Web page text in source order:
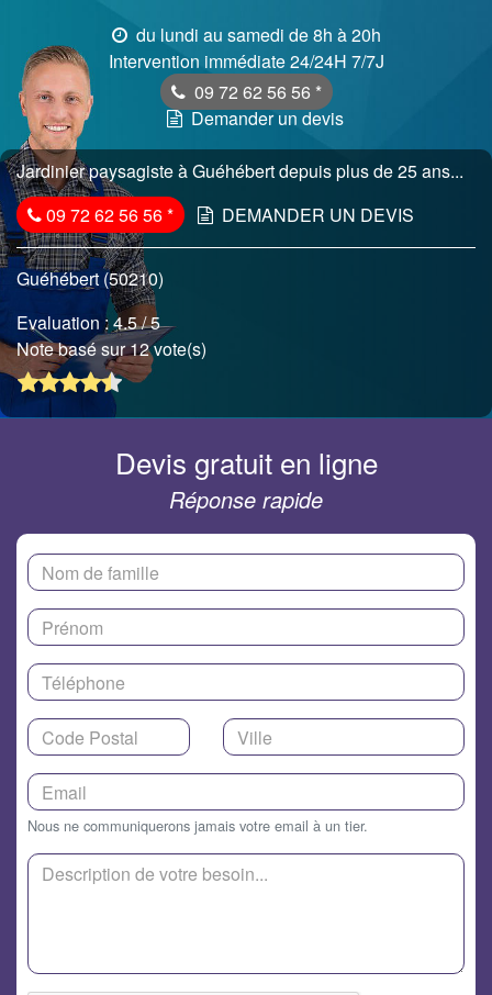
du lundi au samedi de 8h à 20h
Intervention immédiate 24/24H 7/7J
09 72 62 56 56 *
Demander un devis
Jardinier paysagiste à Guéhébert depuis plus de 25 ans...
09 72 62 56 56* DEMANDER UN DEVIS
Guéhébert (50210)
Evaluation :4.5/ 5
Note basé sur 12 vote(s)
Devis gratuit en ligne
Réponse rapide
Nous ne communiquerons jamais votre email à un tier.